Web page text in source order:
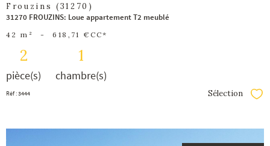
Frouzins (31270)
31270 FROUZINS: Loue appartement T2 meublé
42 m² - 618,71 € CC*
2
pièce(s)
1
chambre(s)
Réf : 3444 Sélection